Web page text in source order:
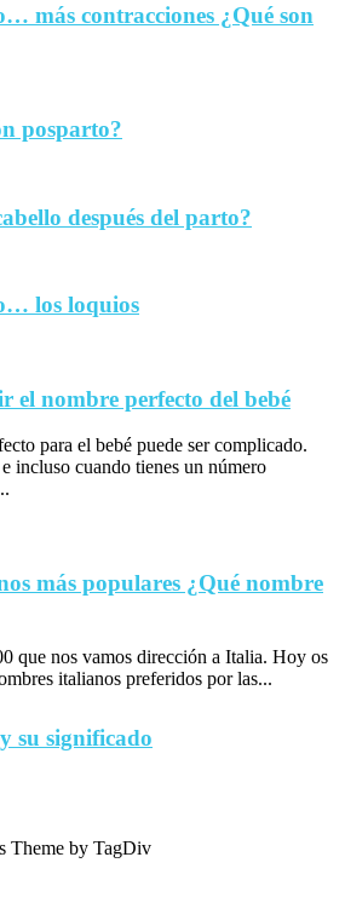
más contracciones ¿Qué son
posparto?
después del parto?
los loquios
el nombre perfecto del bebé
para el bebé puede ser complicado.
incluso cuando tienes un número
más populares ¿Qué nombre
que nos vamos dirección a Italia. Hoy os
italianos preferidos por las...
su significado
Theme by TagDiv